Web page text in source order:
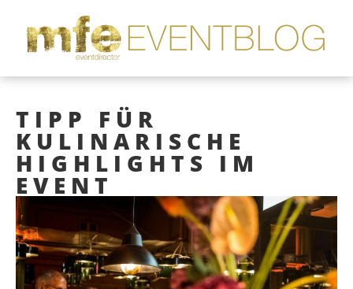
TIPP FÜR
KULINARISCHE
HIGHLIGHTS IM
EVENT